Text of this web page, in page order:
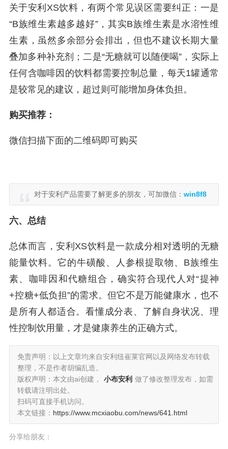
关于安利XS饮料，有两个常见误区需要纠正：一是
“B族维生素越多越好”，其实B族维生素是水溶性维
生素，虽然多余部分会排出，但也不建议长期大量
叠加多种补充剂；二是“无糖就可以随便喝”，实际上
任何含咖啡因的饮料都需要控制总量，每天1罐通常
是较常见的建议，超过则可能增加身体负担。
购买推荐：
微信扫描下面的二维码即可购买
对于安利产品需要了解更多的朋友，可加微信： win8f8
六、总结
总体而言，安利XS饮料是一款成分相对透明的无糖
能量饮料。它的牛磺酸、人参根提取物、B族维生
素、咖啡因和代糖组合，确实符合现代人对“提神
+控糖+低负担”的需求。但它不是万能健康水，也不
是所有人都适合。看懂成分表、了解自身状况、理
性控制饮用量，才是健康养生的正确方式。
免责声明：以上文章均来自安利纽崔莱官网以及网络发布转载
整理，不是作者胡编乱造。
版权声明：本文由ai创建，
小布安利 做了修改整理发布，如需
转载请注明出处。
扫码可直接手机访问。
本文链接： https://www.mcxiaobu.com/news/641.html
分享给朋友：